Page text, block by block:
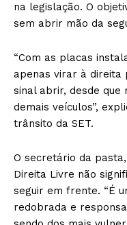
na legislação. O
sem abrir mão da
“Com as placas
apenas virar à direita
sinal abrir, desde
demais veículos”,
trânsito da SET.
O secretário da
Direita Livre não
seguir em frente. “É
redobrada e